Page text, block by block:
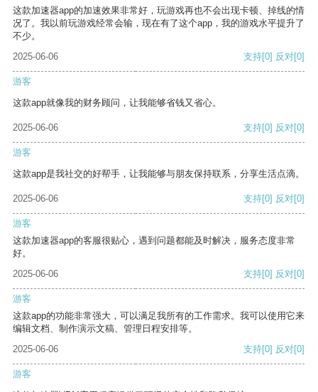
这款加速器app的加速效果非常好，玩游戏再也不会出现卡顿、掉线的情
况了。我以前玩游戏经常会输，现在有了这个app，我的游戏水平提升了
不少。
2025-06-06
支持[0] 反对[0]
游客
这款app就像我的财务顾问，让我能够省钱又省心。
2025-06-06 支持[0] 反对[0]
游客
这款app是我社交的好帮手，让我能够与朋友保持联系，分享生活点滴。
2025-06-06 支持[0] 反对[0]
游客
这款加速器app的客服很贴心，遇到问题都能及时解决，服务态度非常
好。
2025-06-06
支持[0] 反对[0]
游客
这款app的功能非常强大，可以满足我所有的工作需求。我可以使用它来
编辑文档、制作演示文稿、管理日程安排等。
2025-06-06
支持[0] 反对[0]
游客